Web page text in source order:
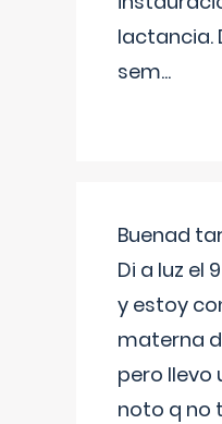
lactancia.
sem...
Buenad
Di a luz el
y estoy
materna
pero llevo
noto q no